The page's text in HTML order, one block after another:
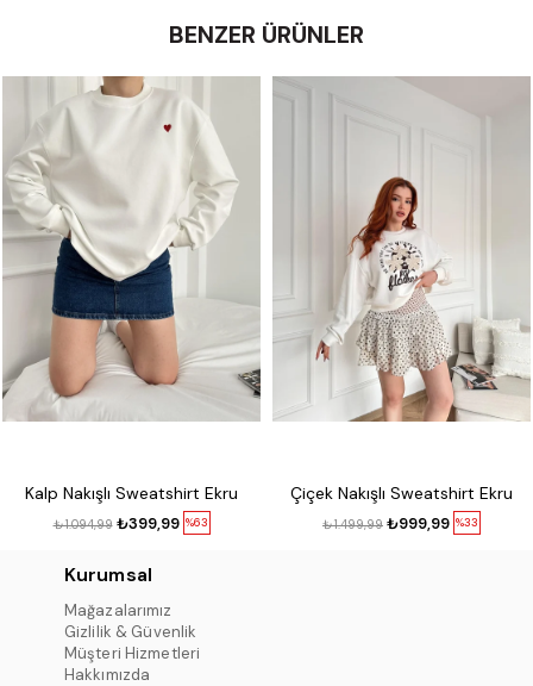
BENZER ÜRÜNLER
Kalp Nakışlı Sweatshirt Ekru
%63
₺399,99
₺1.094,99
Çiçek Nakışlı Sweatshirt Ekru
%33
₺999,99
₺1.499,99
Kurumsal
Mağazalarımız
Gizlilik & Güvenlik
Müşteri Hizmetleri
Hakkımızda